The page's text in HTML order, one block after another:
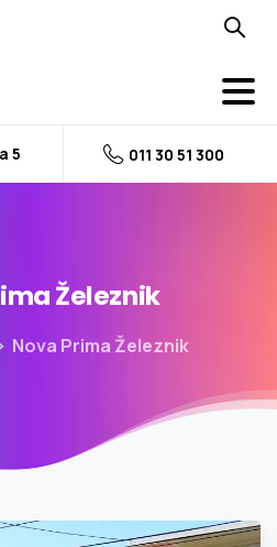
5 011 30 51 300
Železnik
Nova Prima Železnik